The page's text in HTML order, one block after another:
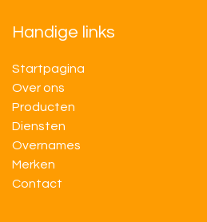
Handige links
Startpagina
Over ons
Producten
Diensten
Overnames
M​​erken
Contact